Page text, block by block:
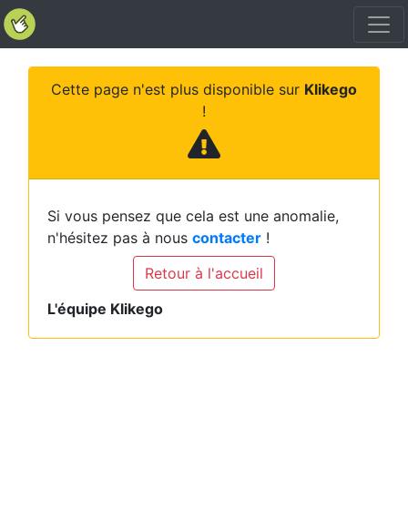
Cette page n'est plus disponible sur Klikego
!
Si vous pensez que cela est une anomalie,
n'hésitez pas à nous contacter !
Retour à l'accueil
L'équipe Klikego